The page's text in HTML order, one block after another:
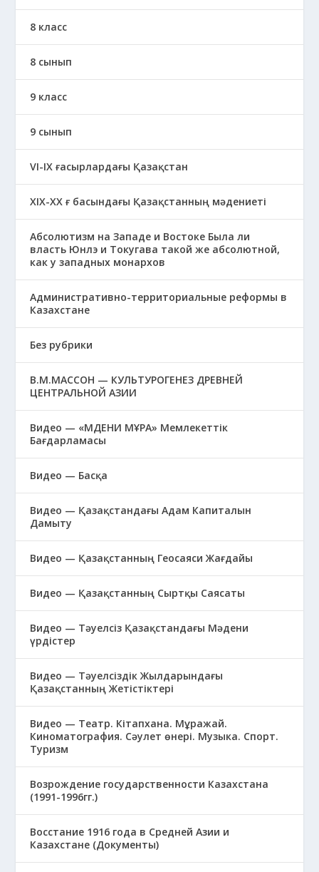
8 класс
8 сынып
9 класс
9 сынып
VI-IX ғасырлардағы Қазақстан
XIХ-XX ғ басындағы Қазақстанның мәдениеті
Абсолютизм на Западе и Востоке Была ли
власть Юнлэ и Токугава такой же абсолютной,
как у западных монархов
Административно-территориальные реформы в
Казахстане
Без рубрики
В.М.МАССОН — КУЛЬТУРОГЕНЕЗ ДРЕВНЕЙ
ЦЕНТРАЛЬНОЙ АЗИИ
Видео — «МӘДЕНИ МҰРА» Мемлекеттік
Бағдарламасы
Видео — Басқа
Видео — Қазақстандағы Адам Капиталын
Дамыту
Видео — Қазақстанның Геосаяси Жағдайы
Видео — Қазақстанның Сыртқы Саясаты
Видео — Тәуелсіз Қазақстандағы Мәдени
үрдістер
Видео — Тәуелсіздік Жылдарындағы
Қазақстанның Жетістіктері
Видео — Театр. Кітапхана. Мұражай.
Киноматография. Сәулет өнері. Музыка. Спорт.
Туризм
Возрождение государственности Казахстана
(1991-1996гг.)
Восстание 1916 года в Средней Азии и
Казахстане (Документы)